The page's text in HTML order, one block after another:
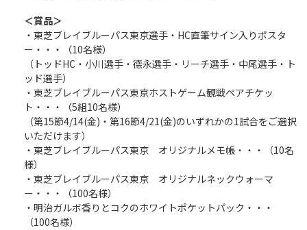
＜賞品＞
・東芝ブレイブルーパス東京選手・HC直筆サイン入りポスタ
ー・・・（10名様）
（トッドHC・小川選手・德永選手・リーチ選手・中尾選手・ト
ッド選手）
・東芝ブレイブルーパス東京ホストゲーム観戦ペアチケッ
ト・・・（5組10名様）
（第15節4/14(金)・第16節4/21(金)のいずれかの1試合をご選択
いただけます）
・東芝ブレイブルーパス東京 オリジナルメモ帳・・・（10名
様）
・東芝ブレイブルーパス東京 オリジナルネックウォーマ
ー・・・（100名様）
・明治ガルボ香りとコクのホワイトポケットパック・・・
（100名様）